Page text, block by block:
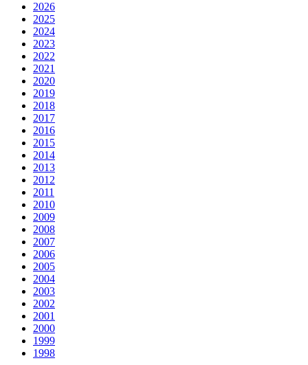
2026
2025
2024
2023
2022
2021
2020
2019
2018
2017
2016
2015
2014
2013
2012
2011
2010
2009
2008
2007
2006
2005
2004
2003
2002
2001
2000
1999
1998